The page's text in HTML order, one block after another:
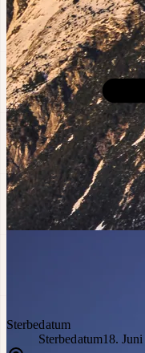
Sterbedatum
Sterbedatum18.